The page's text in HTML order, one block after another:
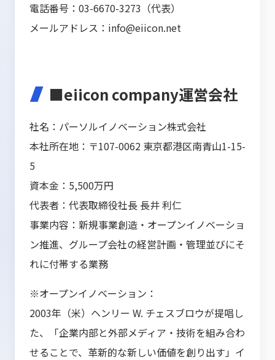
電話番号：03-6670-3273（代表）
メールアドレス：info@eiicon.net
■eiicon company運営会社
社名：パーソルイノベーション株式会社
本社所在地：〒107-0062 東京都港区南青山1-15-
5
資本金：5,500万円
代表者：代表取締役社長 長井 利仁
事業内容：新規事業創造・オープンイノベーショ
ン推進、グループ会社の経営計画・管理並びにそ
れに付帯する業務
※オープンイノベーション：
2003年（米）ヘンリー W. チェスブロウが提唱し
た、「企業内部と外部メディア・技術を組み合わ
せることで、革新的な新しい価値を創り出す」イ